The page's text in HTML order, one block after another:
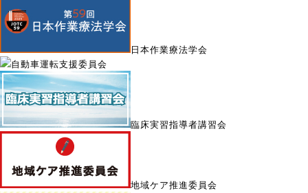
日本作業療法学会
自動車運転支援委員会
臨床実習指導者講習会
地域ケア推進委員会